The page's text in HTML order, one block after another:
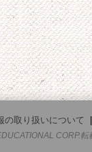
の取り扱いについて
CORP.